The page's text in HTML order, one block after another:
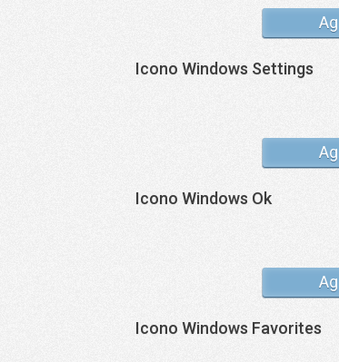
Icono Windows Settings
Icono Windows Ok
Icono Windows Favorites